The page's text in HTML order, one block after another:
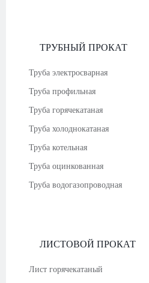
ТРУБНЫЙ ПРОКАТ
Труба электросварная
Труба профильная
Труба горячекатаная
Труба холоднокатаная
Труба котельная
Труба оцинкованная
Труба водогазопроводная
ЛИСТОВОЙ ПРОКАТ
Лист горячекатаный